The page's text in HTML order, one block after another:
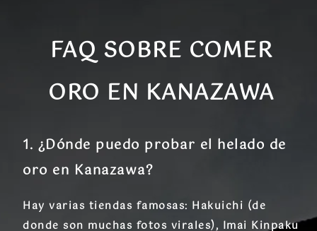
FAQ SOBRE COMER
ORO EN KANAZAWA
1. ¿Dónde puedo probar el helado de
oro en Kanazawa?
Hay varias tiendas famosas: Hakuichi (de
donde son muchas fotos virales), Imai Kinpaku